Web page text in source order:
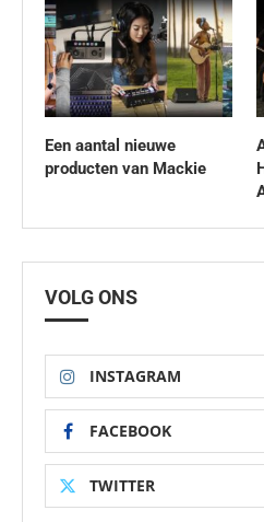
Een aantal nieuwe
producten van Mackie
VOLG ONS
INSTAGRAM
FACEBOOK
TWITTER